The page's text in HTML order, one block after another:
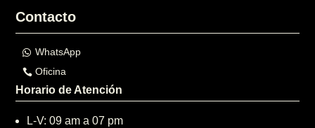
Contacto
WhatsApp
Oficina
Horario de Atención
L-V: 09 am a 07 pm